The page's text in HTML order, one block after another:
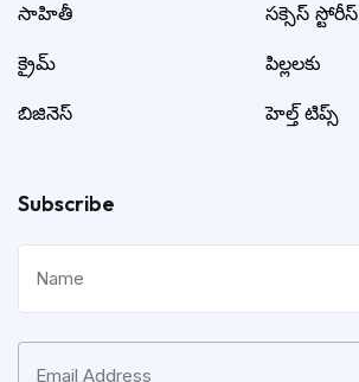
సాహితీ
క్రైమ్
బిజినెస్
సక్సెస్ స్టోరీస్
పిల్లలకు
హెల్త్ టిప్స్
Subscribe